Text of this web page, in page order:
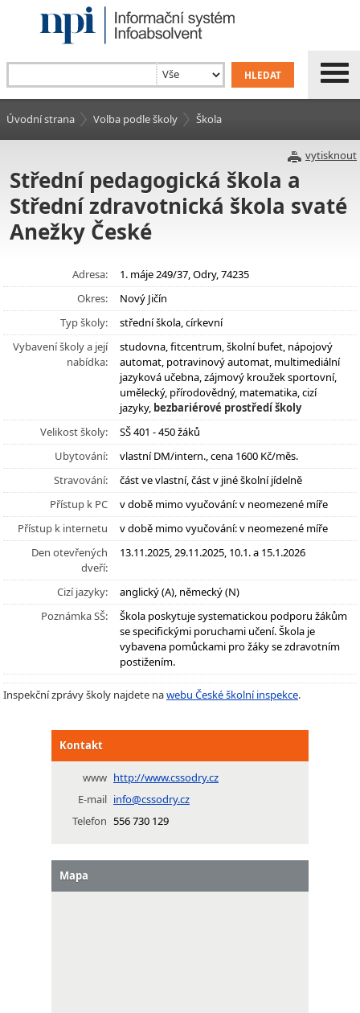
Úvodní strana Volba podle školy Škola
vytisknout
Střední pedagogická škola a
Střední zdravotnická škola svaté
Anežky České
Adresa:
1. máje 249/37, Odry, 74235
Okres:
Nový Jičín
Typ školy:
střední škola, církevní
Vybavení školy a její
nabídka:
studovna, fitcentrum, školní bufet, nápojový
automat, potravinový automat, multimediální
jazyková učebna, zájmový kroužek sportovní,
umělecký, přírodovědný, matematika, cizí
jazyky, bezbariérové prostředí školy
Velikost školy:
SŠ 401 - 450 žáků
Ubytování:
vlastní DM/intern., cena 1600 Kč/měs.
Stravování:
část ve vlastní, část v jiné školní jídelně
Přístup k PC
v době mimo vyučování: v neomezené míře
Přístup k internetu
v době mimo vyučování: v neomezené míře
Den otevřených
dveří:
13.11.2025, 29.11.2025, 10.1. a 15.1.2026
Cizí jazyky:
anglický (A), německý (N)
Poznámka SŠ:
Škola poskytuje systematickou podporu žákům
se specifickými poruchami učení. Škola je
vybavena pomůckami pro žáky se zdravotním
postižením.
Inspekční zprávy školy najdete nawebu České školní inspekce.
Kontakt
www http://www.cssodry.cz
E-mail info@cssodry.cz
Telefon 556 730 129
Mapa